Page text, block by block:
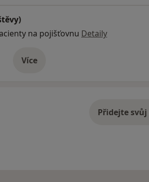
na pojišťovnu Detaily
Víceo adrese
Přidejte